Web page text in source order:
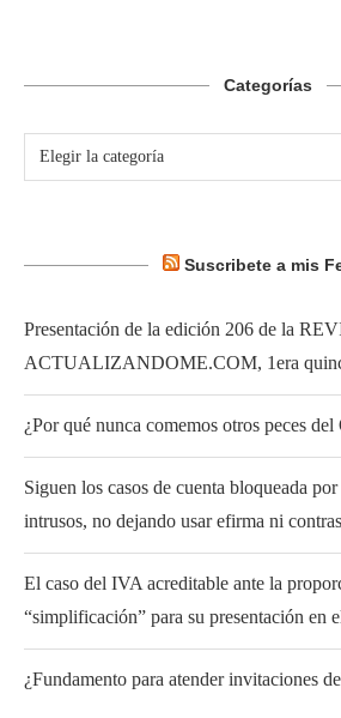
Categorías
Suscribete a mis
Presentación de la edición 206 de la
ACTUALIZANDOME.COM, 1era
¿Por qué nunca comemos otros peces del
Siguen los casos de cuenta bloqueada
intrusos, no dejando usar efirma ni
El caso del IVA acreditable ante la
“simplificación” para su presentación en
¿Fundamento para atender invitaciones